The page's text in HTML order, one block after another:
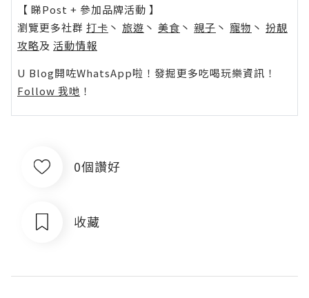
【 睇Post + 參加品牌活動 】
瀏覽更多社群 打卡 丶 旅遊 丶 美食 丶 親子 丶 寵物 丶 扮靚
攻略及 活動情報
U Blog開咗WhatsApp啦！發掘更多吃喝玩樂資訊！
Follow 我哋 ！
0個讚好
收藏